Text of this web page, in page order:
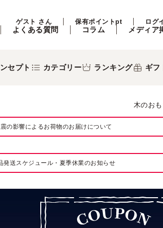
ゲスト さん 保有ポイントpt ログ
よくある質問 コラム メディア
セプト カテゴリー ランキング ギフ
木のお
の影響によるお荷物のお届けについて
発送スケジュール・夏季休業のお知らせ